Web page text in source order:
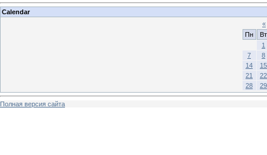
Calendar
«
Пн
Вт
1
7
8
14
15
21
22
28
29
Полная версия сайта